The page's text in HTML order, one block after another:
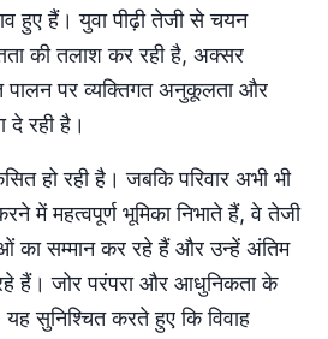
हुए हैं। युवा पीढ़ी तेजी से चयन
की तलाश कर रही है, अक्सर
पालन पर व्यक्तिगत अनुकूलता और
दे रही है।
हो रही है। जबकि परिवार अभी भी
में महत्वपूर्ण भूमिका निभाते हैं, वे तेजी
का सम्मान कर रहे हैं और उन्हें अंतिम
हैं। जोर परंपरा और आधुनिकता के
सुनिश्चित करते हुए कि विवाह